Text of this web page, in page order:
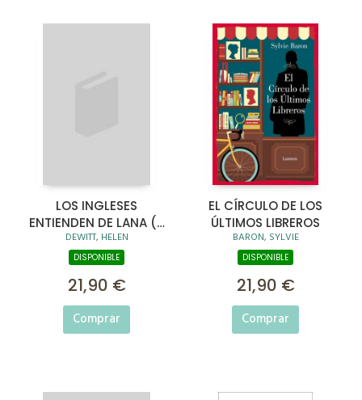
LOS INGLESES
ENTIENDEN DE LANA (Y
OTROS TRUCOS)
DEWITT, HELEN
DISPONIBLE
21,90 €
Comprar
EL CÍRCULO DE LOS
ÚLTIMOS LIBREROS
BARON, SYLVIE
DISPONIBLE
21,90 €
Comprar